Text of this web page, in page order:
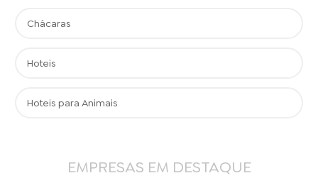
Chácaras
Hoteis
Hoteis para Animais
EMPRESAS EM DESTAQUE